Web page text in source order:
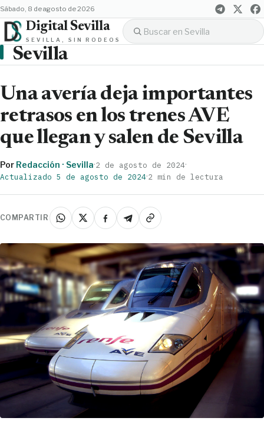
sábado, 8 de agosto de 2026
Digital Sevilla
SEVILLA, SIN RODEOS
Sevilla
Una avería deja importantes
retrasos en los trenes AVE
que llegan y salen de Sevilla
Por Redacción · Sevilla·2 de agosto de 2024·
Actualizado 5 de agosto de 2024·2 min de lectura
COMPARTIR